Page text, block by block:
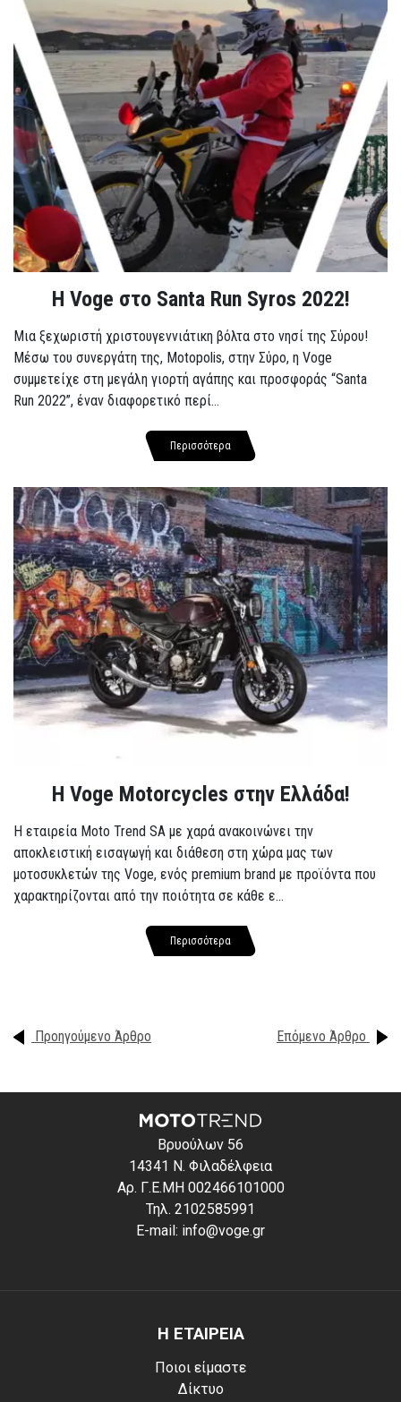
Η Voge στο Santa Run Syros 2022!
Μια ξεχωριστή χριστουγεννιάτικη βόλτα στο νησί της Σύρου!
Μέσω του συνεργάτη της, Motopolis, στην Σύρο, η Voge
συμμετείχε στη μεγάλη γιορτή αγάπης και προσφοράς “Santa
Run 2022”, έναν διαφορετικό περί...
Περισσότερα
H Voge Motorcycles στην Ελλάδα!
Η εταιρεία Moto Trend SA με χαρά ανακοινώνει την
αποκλειστική εισαγωγή και διάθεση στη χώρα μας των
μοτοσυκλετών της Voge, ενός premium brand με προϊόντα που
χαρακτηρίζονται από την ποιότητα σε κάθε ε...
Περισσότερα
Προηγούμενο Άρθρο Επόμενο Άρθρο
Βρυούλων 56
14341 Ν. Φιλαδέλφεια
Αρ. Γ.Ε.ΜΗ 002466101000
Τηλ. 2102585991
E-mail: info@voge.gr
Η ΕΤΑΙΡΕΙΑ
Ποιοι είμαστε
Δίκτυο